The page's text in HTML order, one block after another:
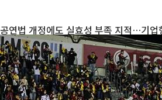
공연법 개정에도 실효성 부족 지적…기업